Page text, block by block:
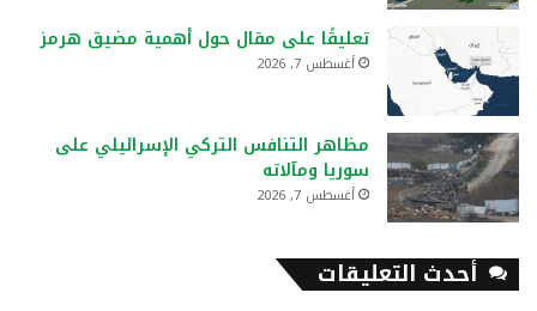
تعليقًا على مقال حول أهمية مضيق هرمز
أغسطس 7, 2026
مظاهر التنافس التركي الإسرائيلي على
سوريا ومآلاته
أغسطس 7, 2026
أحدث التعليقات